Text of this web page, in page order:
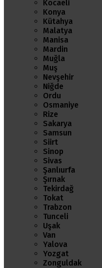
Kocaeli
Konya
Kütahya
Malatya
Manisa
Mardin
Muğla
Muş
Nevşehir
Niğde
Ordu
Osmaniye
Rize
Sakarya
Samsun
Siirt
Sinop
Sivas
Şanlıurfa
Şırnak
Tekirdağ
Tokat
Trabzon
Tunceli
Uşak
Van
Yalova
Yozgat
Zonguldak